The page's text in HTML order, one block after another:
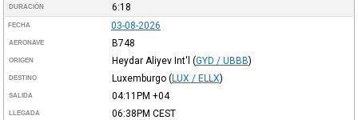
DURACIÓN 6:18
FECHA 03-08-2026
AERONAVE B748
ORIGEN Heydar Aliyev Int'l (GYD / UBBB)
DESTINO Luxemburgo (LUX / ELLX)
SALIDA 04:11PM +04
LLEGADA 06:38PM CEST